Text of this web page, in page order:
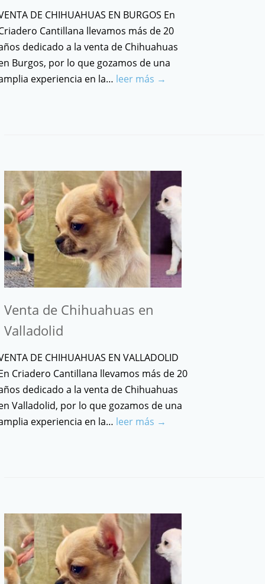
DE CHIHUAHUAS EN BURGOS En
Cantillana llevamos más de 20
dedicado a la venta de Chihuahuas
Burgos, por lo que gozamos de una
experiencia en la… leer más →
Venta de Chihuahuas en
Valladolid
DE CHIHUAHUAS EN VALLADOLID
Criadero Cantillana llevamos más de 20
dedicado a la venta de Chihuahuas
Valladolid, por lo que gozamos de una
experiencia en la… leer más →